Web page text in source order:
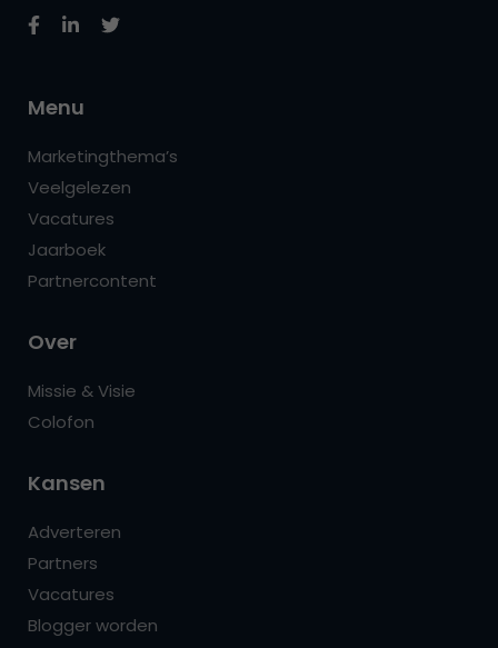
Menu
Marketingthema’s
Veelgelezen
Vacatures
Jaarboek
Partnercontent
Over
Missie & Visie
Colofon
Kansen
Adverteren
Partners
Vacatures
Blogger worden